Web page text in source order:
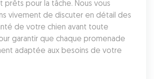
prêts pour la tâche. Nous vous
vivement de discuter en détail des
de votre chien avant toute
garantir que chaque promenade
adaptée aux besoins de votre